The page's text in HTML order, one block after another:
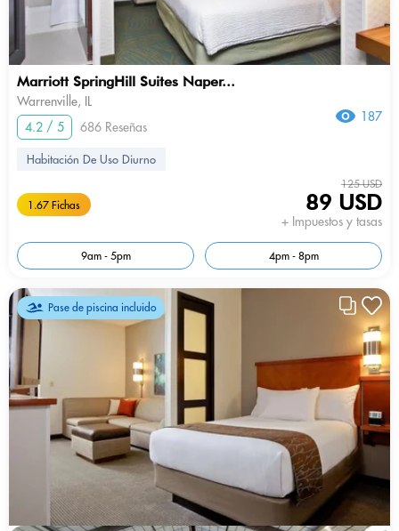
Marriott SpringHill Suites Naper...
Warrenville, IL
4.2 / 5
686 Reseñas
187
Habitación De Uso Diurno
1.67 Fichas
125 USD
89 USD
+ Impuestos y tasas
9am - 5pm 4pm - 8pm
Pase de piscina incluido